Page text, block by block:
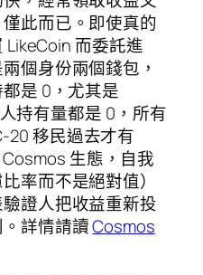
此而已。即使真的
而委託進
個身份兩個錢包，
是 0，尤其是
持有量都是 0，所有
20 移民過去才有
生態，自我
率而不是絕對值）
證人把收益重新投
。詳情請讀Cosmos